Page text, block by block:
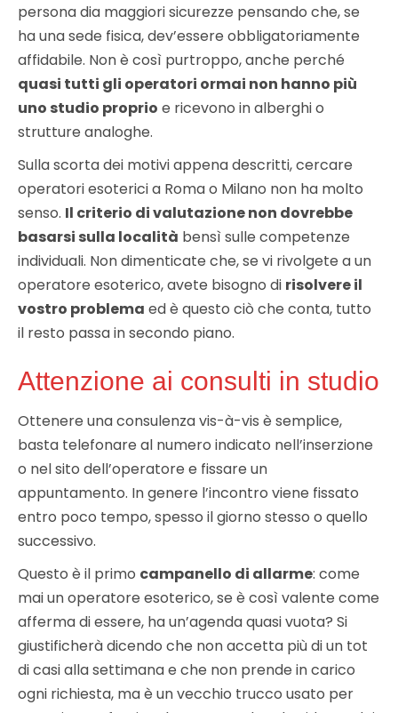
persona dia maggiori sicurezze pensando che, se
ha una sede fisica, dev’essere obbligatoriamente
affidabile. Non è così purtroppo, anche perché
quasi tutti gli operatori ormai non hanno più
uno studio proprio e ricevono in alberghi o
strutture analoghe.
Sulla scorta dei motivi appena descritti, cercare
operatori esoterici a Roma o Milano non ha molto
senso. Il criterio di valutazione non dovrebbe
basarsi sulla località bensì sulle competenze
individuali. Non dimenticate che, se vi rivolgete a un
operatore esoterico, avete bisogno di risolvere il
vostro problema ed è questo ciò che conta, tutto
il resto passa in secondo piano.
Attenzione ai consulti in studio
Ottenere una consulenza vis-à-vis è semplice,
basta telefonare al numero indicato nell’inserzione
o nel sito dell’operatore e fissare un
appuntamento. In genere l’incontro viene fissato
entro poco tempo, spesso il giorno stesso o quello
successivo.
Questo è il primo campanello di allarme: come
mai un operatore esoterico, se è così valente come
afferma di essere, ha un’agenda quasi vuota? Si
giustificherà dicendo che non accetta più di un tot
di casi alla settimana e che non prende in carico
ogni richiesta, ma è un vecchio trucco usato per